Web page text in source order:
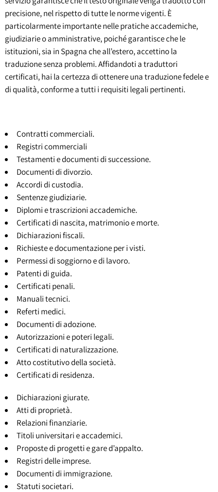
precisione, nel rispetto di tutte le norme vigenti. È
particolarmente importante nelle pratiche accademiche,
giudiziarie o amministrative, poiché garantisce che le
istituzioni, sia in Spagna che all’estero, accettino la
traduzione senza problemi. Affidandoti a traduttori
certificati, hai la certezza di ottenere una traduzione fedele e
di qualità, conforme a tutti i requisiti legali pertinenti.
Contratti commerciali.
Registri commerciali
Testamenti e documenti di successione.
Documenti di divorzio.
Accordi di custodia.
Sentenze giudiziarie.
Diplomi e trascrizioni accademiche.
Certificati di nascita, matrimonio e morte.
Dichiarazioni fiscali.
Richieste e documentazione per i visti.
Permessi di soggiorno e di lavoro.
Patenti di guida.
Certificati penali.
Manuali tecnici.
Referti medici.
Documenti di adozione.
Autorizzazioni e poteri legali.
Certificati di naturalizzazione.
Atto costitutivo della società.
Certificati di residenza.
Dichiarazioni giurate.
Atti di proprietà.
Relazioni finanziarie.
Titoli universitari e accademici.
Proposte di progetti e gare d’appalto.
Registri delle imprese.
Documenti di immigrazione.
Statuti societari.